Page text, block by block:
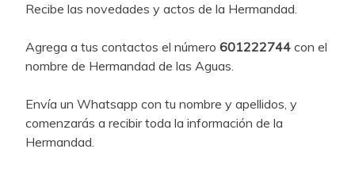
Recibe las novedades y actos de la Hermandad.
Agrega a tus contactos el número 601222744 con el
nombre de Hermandad de las Aguas.
Envía un Whatsapp con tu nombre y apellidos, y
comenzarás a recibir toda la información de la
Hermandad.